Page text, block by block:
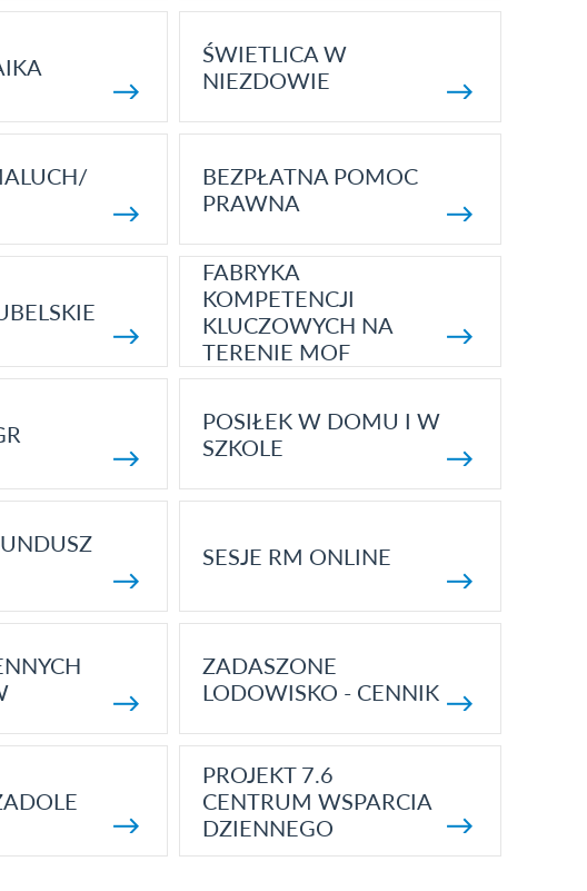
ŚWIETLICA W
NIEZDOWIE
BEZPŁATNA POMOC
PRAWNA
FABRYKA
KOMPETENCJI
KLUCZOWYCH NA
TERENIE MOF
POSIŁEK W DOMU I W
SZKOLE
SESJE RM ONLINE
ZADASZONE
LODOWISKO - CENNIK
PROJEKT 7.6
CENTRUM WSPARCIA
DZIENNEGO